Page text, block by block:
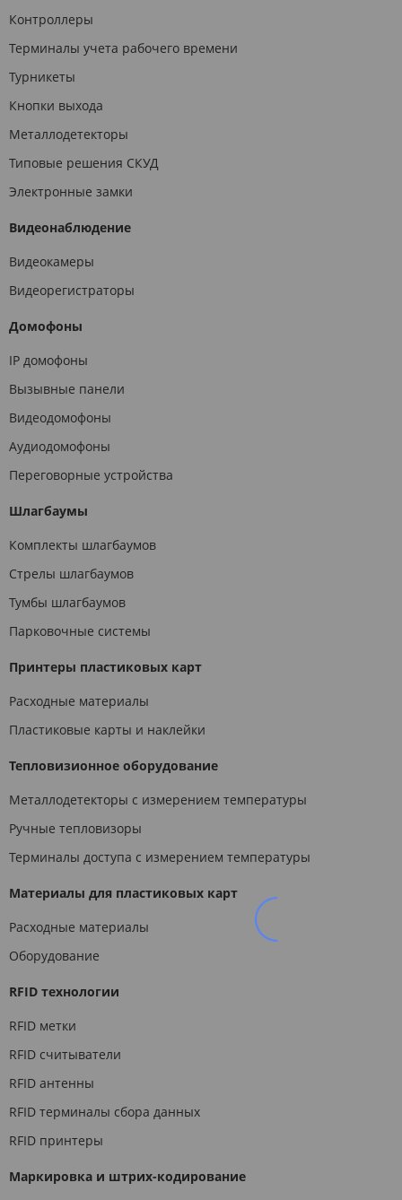
Контроллеры
Терминалы учета рабочего времени
Турникеты
Кнопки выхода
Металлодетекторы
Типовые решения СКУД
Электронные замки
Видеонаблюдение
Видеокамеры
Видеорегистраторы
Домофоны
IP домофоны
Вызывные панели
Видеодомофоны
Аудиодомофоны
Переговорные устройства
Шлагбаумы
Комплекты шлагбаумов
Стрелы шлагбаумов
Тумбы шлагбаумов
Парковочные системы
Принтеры пластиковых карт
Расходные материалы
Пластиковые карты и наклейки
Тепловизионное оборудование
Металлодетекторы с измерением температуры
Ручные тепловизоры
Терминалы доступа с измерением температуры
Материалы для пластиковых карт
Расходные материалы
Оборудование
RFID технологии
RFID метки
RFID считыватели
RFID антенны
RFID терминалы сбора данных
RFID принтеры
Маркировка и штрих-кодирование